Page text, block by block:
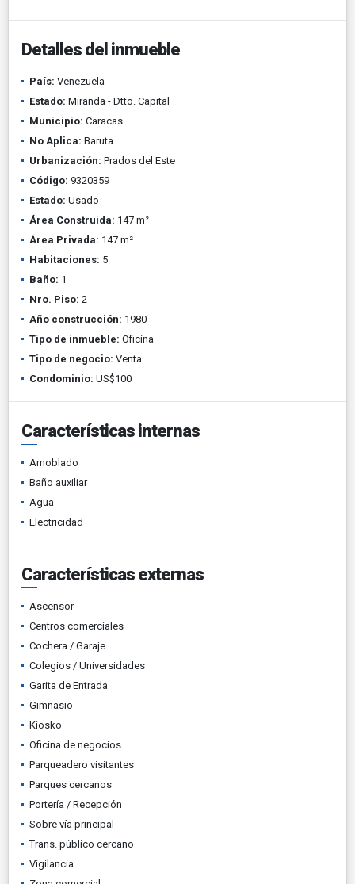
Detalles del inmueble
País: Venezuela
Estado: Miranda - Dtto. Capital
Municipio: Caracas
No Aplica: Baruta
Urbanización: Prados del Este
Código: 9320359
Estado: Usado
Área Construida: 147 m²
Área Privada: 147 m²
Habitaciones: 5
Baño: 1
Nro. Piso: 2
Año construcción: 1980
Tipo de inmueble: Oficina
Tipo de negocio: Venta
Condominio: US$100
Características internas
Amoblado
Baño auxiliar
Agua
Electricidad
Características externas
Ascensor
Centros comerciales
Cochera / Garaje
Colegios / Universidades
Garita de Entrada
Gimnasio
Kiosko
Oficina de negocios
Parqueadero visitantes
Parques cercanos
Portería / Recepción
Sobre vía principal
Trans. público cercano
Vigilancia